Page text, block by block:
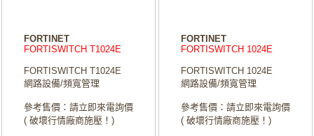
FORTINET
FORTISWITCH T1024E
FORTISWITCH T1024E
網路設備/頻寬管理
參考售價：請立即來電詢價
( 破壞行情廠商施壓！)
FORTINET
FORTISWITCH 1024E
FORTISWITCH 1024E
網路設備/頻寬管理
參考售價：請立即來電詢價
( 破壞行情廠商施壓！)